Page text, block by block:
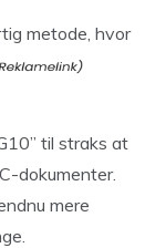
metode, hvor
til straks at
dokumenter.
mere